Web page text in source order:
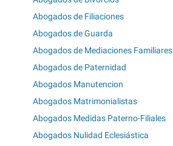
Abogados de Filiaciones
Abogados de Guarda
Abogados de Mediaciones Familiares
Abogados de Paternidad
Abogados Manutencion
Abogados Matrimonialistas
Abogados Medidas Paterno-Filiales
Abogados Nulidad Eclesiástica